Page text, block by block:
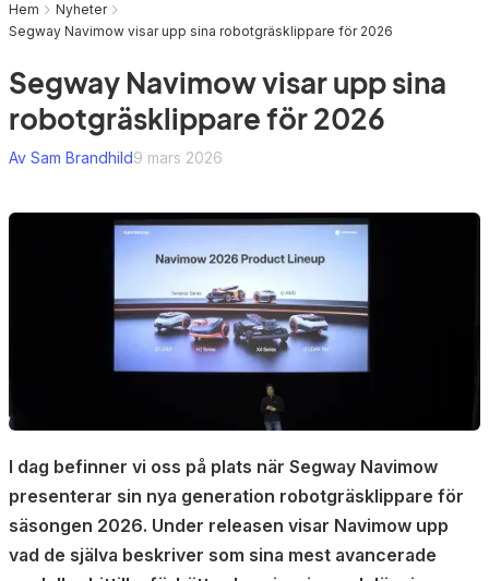
Hem
Nyheter
Segway Navimow visar upp sina robotgräsklippare för 2026
Segway Navimow visar upp sina
robotgräsklippare för 2026
Av Sam Brandhild9 mars 2026
I dag befinner vi oss på plats när Segway Navimow
presenterar sin nya generation robotgräsklippare för
säsongen 2026. Under releasen visar Navimow upp
vad de själva beskriver som sina mest avancerade